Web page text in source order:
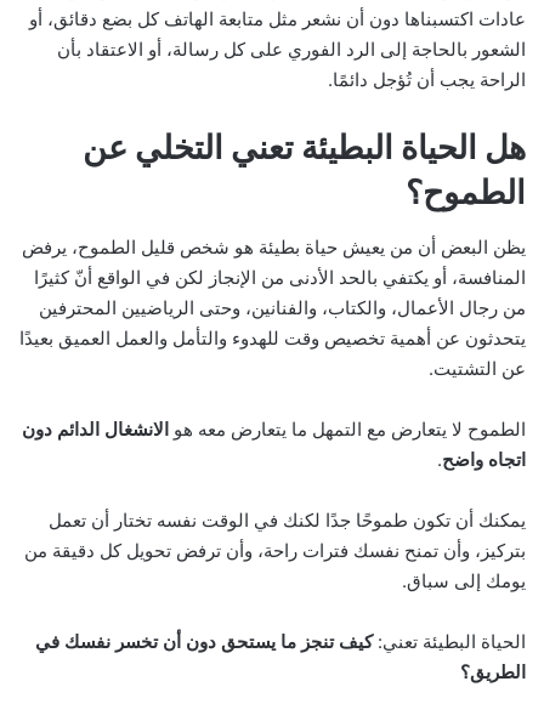
عادات اكتسبناها دون أن نشعر مثل متابعة الهاتف كل بضع دقائق، أو
الشعور بالحاجة إلى الرد الفوري على كل رسالة، أو الاعتقاد بأن
الراحة يجب أن تُؤجل دائمًا.
هل الحياة البطيئة تعني التخلي عن
الطموح؟
يظن البعض أن من يعيش حياة بطيئة هو شخص قليل الطموح، يرفض
المنافسة، أو يكتفي بالحد الأدنى من الإنجاز لكن في الواقع أنّ كثيرًا
من رجال الأعمال، والكتاب، والفنانين، وحتى الرياضيين المحترفين
يتحدثون عن أهمية تخصيص وقت للهدوء والتأمل والعمل العميق بعيدًا
عن التشتيت.
الطموح لا يتعارض مع التمهل ما يتعارض معه هو الانشغال الدائم دون
اتجاه واضح.
يمكنك أن تكون طموحًا جدًا لكنك في الوقت نفسه تختار أن تعمل
بتركيز، وأن تمنح نفسك فترات راحة، وأن ترفض تحويل كل دقيقة من
يومك إلى سباق.
الحياة البطيئة تعني:كيف تنجز ما يستحق دون أن تخسر نفسك في
الطريق؟